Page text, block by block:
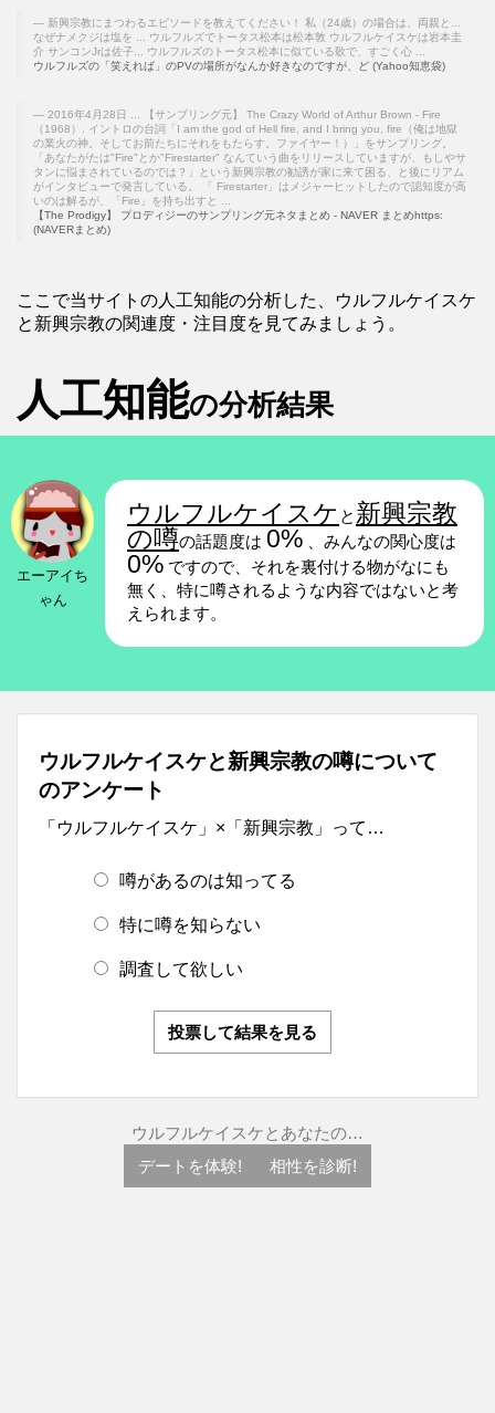
新興宗教にまつわるエピソードを教えてください！ 私（24歳）の場合は、両親と...
なぜナメクジは塩を ... ウルフルズでトータス松本は松本敦 ウルフルケイスケは岩本圭
介 サンコンJrは佐子... ウルフルズのトータス松本に似ている歌で、すごく心 ...
ウルフルズの「笑えれば」のPVの場所がなんか好きなのですが、ど (Yahoo知恵袋)
2016年4月28日 ... 【サンプリング元】 The Crazy World of Arthur Brown - Fire
（1968）. イントロの台詞「I am the god of Hell fire, and I bring you, fire（俺は地獄
の業火の神。そしてお前たちにそれをもたらす。ファイヤー！）」をサンプリング。
「あなたがたは"Fire"とか"Firestarter" なんていう曲をリリースしていますが、もしやサ
タンに悩まされているのでは？」という新興宗教の勧誘が家に来て困る、と後にリアム
がインタビューで発言している。 「 Firestarter」はメジャーヒットしたので認知度が高
いのは解るが、「Fire」を持ち出すと ...
【The Prodigy】 プロディジーのサンプリング元ネタまとめ - NAVER まとめhttps:
(NAVERまとめ)
ここで当サイトの人工知能の分析した、ウルフルケイスケ
と新興宗教の関連度・注目度を見てみましょう。
人工知能の分析結果
エーアイち
ゃん
ウルフルケイスケ と 新興宗教
の噂の話題度は 0% 、みんなの関心度は
0% ですので、それを裏付ける物がなにも
無く、特に噂されるような内容ではないと考
えられます。
ウルフルケイスケと新興宗教の噂について
のアンケート
「ウルフルケイスケ」×「新興宗教」って…
噂があるのは知ってる
特に噂を知らない
調査して欲しい
投票して結果を見る
ウルフルケイスケとあなたの…
デートを体験!
相性を診断!